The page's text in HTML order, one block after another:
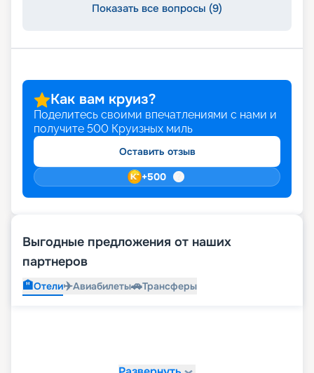
Показать все вопросы (9)
Как вам круиз?
Поделитесь своими впечатлениями с нами и
получите 500 Круизных миль
Оставить отзыв
+500
Выгодные предложения от наших
партнеров
🏨Отели✈️Авиабилеты🚗Трансферы